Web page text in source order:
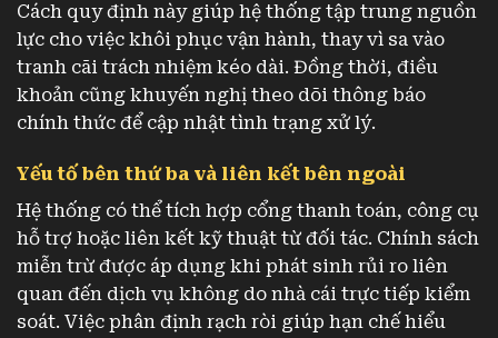
Cách quy định này giúp hệ thống tập trung nguồn
lực cho việc khôi phục vận hành, thay vì sa vào
tranh cãi trách nhiệm kéo dài. Đồng thời, điều
khoản cũng khuyến nghị theo dõi thông báo
chính thức để cập nhật tình trạng xử lý.
Yếu tố bên thứ ba và liên kết bên ngoài
Hệ thống có thể tích hợp cổng thanh toán, công cụ
hỗ trợ hoặc liên kết kỹ thuật từ đối tác. Chính sách
miễn trừ được áp dụng khi phát sinh rủi ro liên
quan đến dịch vụ không do nhà cái trực tiếp kiểm
soát. Việc phân định rạch ròi giúp hạn chế hiểu